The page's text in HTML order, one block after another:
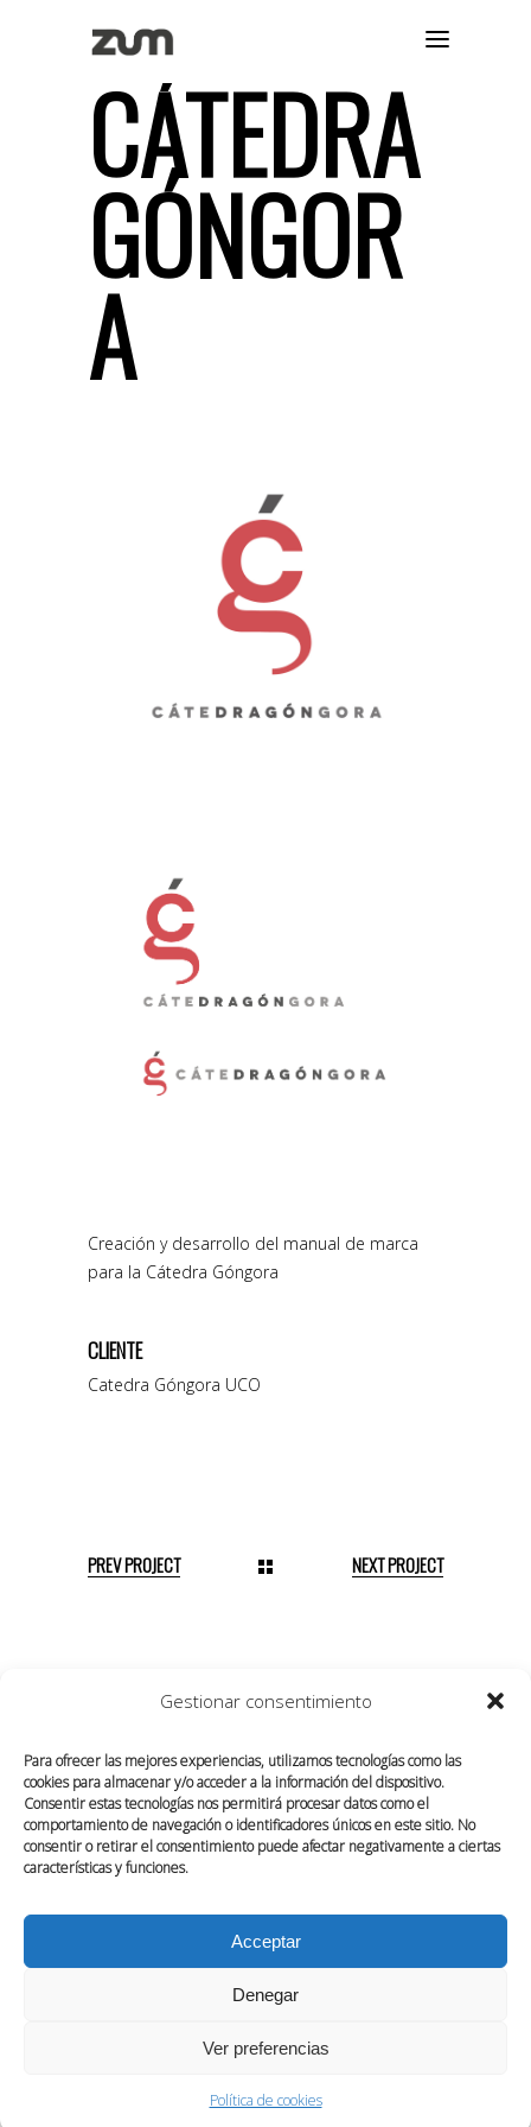
Gestionar consentimiento
Para ofrecer las mejores experiencias, utilizamos tecnologías como las
cookies para almacenar y/o acceder a la información del dispositivo.
Consentir estas tecnologías nos permitirá procesar datos como el
comportamiento de navegación o identificadores únicos en este sitio. No
consentir o retirar el consentimiento puede afectar negativamente a ciertas
características y funciones.
Acceptar
Denegar
Ver preferencias
Política de cookies
CÁTEDRA
GÓNGOR
A
Creación y desarrollo del manual de marca
para la Cátedra Góngora
CLIENTE
Catedra Góngora UCO
PREV PROJECT NEXT PROJECT
SOBRE NOSOTROS
CONTACTO
POLÍTICA DE COOKIES (UE)